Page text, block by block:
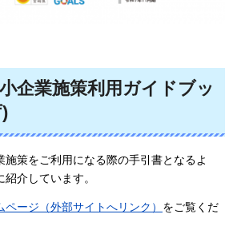
企業施策利用ガイドブッ
策をご利用になる際の手引書となるよ
介しています。
ページ（外部サイトへリンク） をご覧くだ